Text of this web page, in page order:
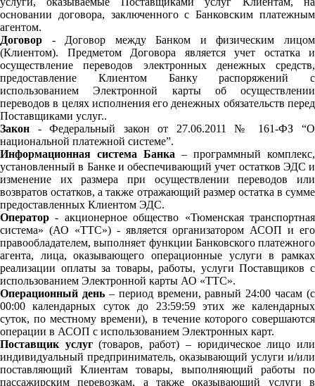
основании договора, заключенного с Банковским платежным
агентом.
Договор - Договор между Банком и физическим лицом
(Клиентом). Предметом Договора является учет остатка и
осуществление переводов электронных денежных средств,
предоставление Клиентом Банку распоряжений с
использованием Электронной карты об осуществлении
переводов в целях исполнения его денежных обязательств перед
Поставщиками услуг..
Закон - Федеральный закон от 27.06.2011 № 161-ФЗ “О
национальной платежной системе”.
Информационная система Банка – программный комплекс,
установленный в Банке и обеспечивающий учет остатков ЭДС и
изменение их размера при осуществлении переводов или
возвратов остатков, а также отражающий размер остатка в сумме
предоставленных Клиентом ЭДС.
Оператор- акционерное общество «Тюменская транспортная
система» (АО «ТТС») - является организатором АСОП и его
правообладателем, выполняет функции Банковского платежного
агента, лица, оказывающего операционные услуги в рамках
реализации оплаты за товары, работы, услуги Поставщиков с
использованием Электронной карты АО «ТТС».
Операционный день– период времени, равный 24:00 часам (с
00:00 календарных суток до 23:59:59 этих же календарных
суток, по местному времени), в течение которого совершаются
операции в АСОП с использованием Электронных карт.
Поставщик услуг(товаров, работ) – юридическое лицо или
индивидуальный предприниматель, оказывающий услуги и/или
поставляющий Клиентам товары, выполняющий работы по
пассажирским перевозкам, а также оказывающий услуги в